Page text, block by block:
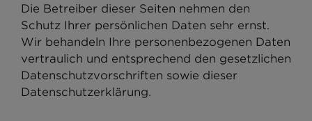
Die Betreiber dieser Seiten nehmen den
Schutz Ihrer persönlichen Daten sehr ernst.
Wir behandeln Ihre personenbezogenen Daten
vertraulich und entsprechend den gesetzlichen
Datenschutzvorschriften sowie dieser
Datenschutzerklärung.